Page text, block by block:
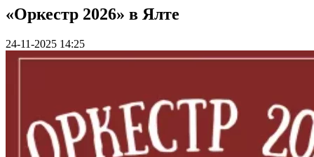
«Оркестр 2026» в Ялте
24-11-2025 14:25